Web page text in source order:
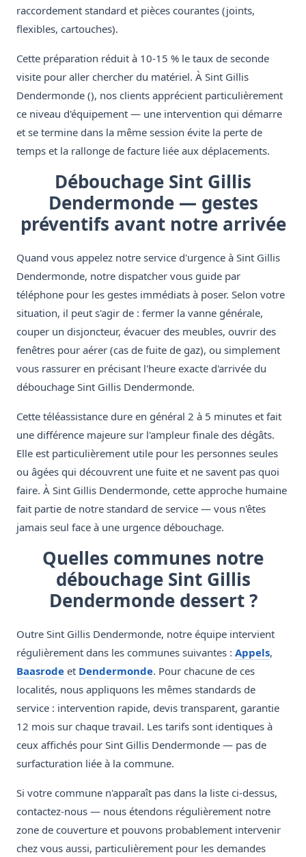
raccordement standard et pièces courantes (joints,
flexibles, cartouches).
Cette préparation réduit à 10-15 % le taux de seconde
visite pour aller chercher du matériel. À Sint Gillis
Dendermonde (), nos clients apprécient particulièrement
ce niveau d'équipement — une intervention qui démarre
et se termine dans la même session évite la perte de
temps et la rallonge de facture liée aux déplacements.
Débouchage Sint Gillis
Dendermonde — gestes
préventifs avant notre arrivée
Quand vous appelez notre service d'urgence à Sint Gillis
Dendermonde, notre dispatcher vous guide par
téléphone pour les gestes immédiats à poser. Selon votre
situation, il peut s'agir de : fermer la vanne générale,
couper un disjoncteur, évacuer des meubles, ouvrir des
fenêtres pour aérer (cas de fuite de gaz), ou simplement
vous rassurer en précisant l'heure exacte d'arrivée du
débouchage Sint Gillis Dendermonde.
Cette téléassistance dure en général 2 à 5 minutes et fait
une différence majeure sur l'ampleur finale des dégâts.
Elle est particulièrement utile pour les personnes seules
ou âgées qui découvrent une fuite et ne savent pas quoi
faire. À Sint Gillis Dendermonde, cette approche humaine
fait partie de notre standard de service — vous n'êtes
jamais seul face à une urgence débouchage.
Quelles communes notre
débouchage Sint Gillis
Dendermonde dessert ?
Outre Sint Gillis Dendermonde, notre équipe intervient
régulièrement dans les communes suivantes : Appels,
Baasrode et Dendermonde. Pour chacune de ces
localités, nous appliquons les mêmes standards de
service : intervention rapide, devis transparent, garantie
12 mois sur chaque travail. Les tarifs sont identiques à
ceux affichés pour Sint Gillis Dendermonde — pas de
surfacturation liée à la commune.
Si votre commune n'apparaît pas dans la liste ci-dessus,
contactez-nous — nous étendons régulièrement notre
zone de couverture et pouvons probablement intervenir
chez vous aussi, particulièrement pour les demandes